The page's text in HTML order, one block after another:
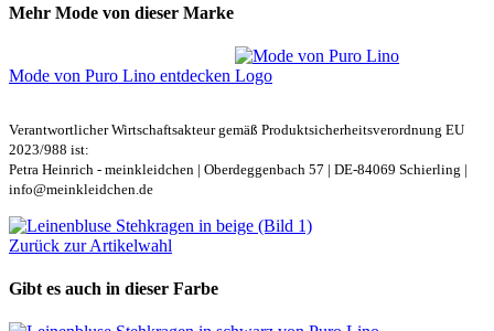
Mehr Mode von dieser Marke
Mode von Puro Lino entdecken
Verantwortlicher Wirtschaftsakteur gemäß Produktsicherheitsverordnung EU
2023/988 ist:
Petra Heinrich - meinkleidchen | Oberdeggenbach 57 | DE-84069 Schierling |
info@meinkleidchen.de
Zurück zur Artikelwahl
Gibt es auch in dieser Farbe